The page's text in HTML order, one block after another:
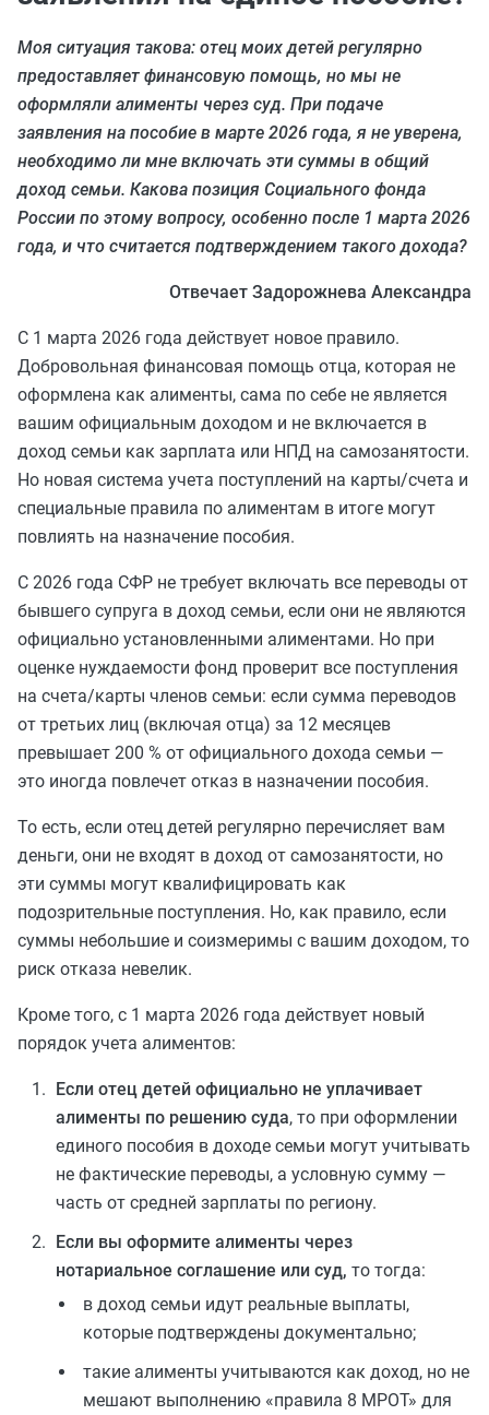
Моя ситуация такова: отец моих детей регулярно
предоставляет финансовую помощь, но мы не
оформляли алименты через суд. При подаче
заявления на пособие в марте 2026 года, я не уверена,
необходимо ли мне включать эти суммы в общий
доход семьи. Какова позиция Социального фонда
России по этому вопросу, особенно после 1 марта 2026
года, и что считается подтверждением такого дохода?
Отвечает Задорожнева Александра
С 1 марта 2026 года действует новое правило.
Добровольная финансовая помощь отца, которая не
оформлена как алименты, сама по себе не является
вашим официальным доходом и не включается в
доход семьи как зарплата или НПД на самозанятости.
Но новая система учета поступлений на карты/счета и
специальные правила по алиментам в итоге могут
повлиять на назначение пособия.
С 2026 года СФР не требует включать все переводы от
бывшего супруга в доход семьи, если они не являются
официально установленными алиментами. Но при
оценке нуждаемости фонд проверит все поступления
на счета/карты членов семьи: если сумма переводов
от третьих лиц (включая отца) за 12 месяцев
превышает 200 % от официального дохода семьи —
это иногда повлечет отказ в назначении пособия.
То есть, если отец детей регулярно перечисляет вам
деньги, они не входят в доход от самозанятости, но
эти суммы могут квалифицировать как
подозрительные поступления. Но, как правило, если
суммы небольшие и соизмеримы с вашим доходом, то
риск отказа невелик.
Кроме того, с 1 марта 2026 года действует новый
порядок учета алиментов:
Если отец детей официально не уплачивает
алименты по решению суда, то при оформлении
единого пособия в доходе семьи могут учитывать
не фактические переводы, а условную сумму —
часть от средней зарплаты по региону.
Если вы оформите алименты через
нотариальное соглашение или суд, то тогда:
в доход семьи идут реальные выплаты,
которые подтверждены документально;
такие алименты учитываются как доход, но не
мешают выполнению «правила 8 МРОТ» для